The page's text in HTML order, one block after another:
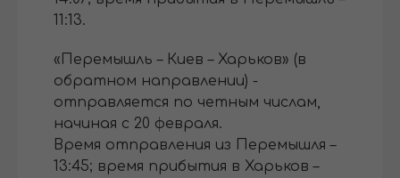
11:13.
«Перемышль – Киев – Харьков» (в
обратном направлении) -
отправляется по четным числам,
начиная с 20 февраля.
Время отправления из Перемышля –
13:45; время прибытия в Харьков –